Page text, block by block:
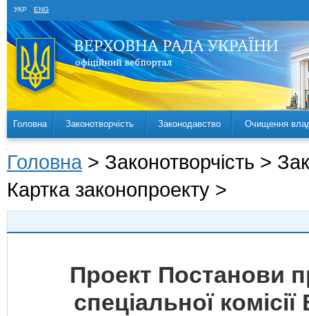
УКР ENG
Головна Законотворчість Законодавство Очищення
Головна > Законотворчість >
Картка законопроекту >
Проект Постанови
спеціальної